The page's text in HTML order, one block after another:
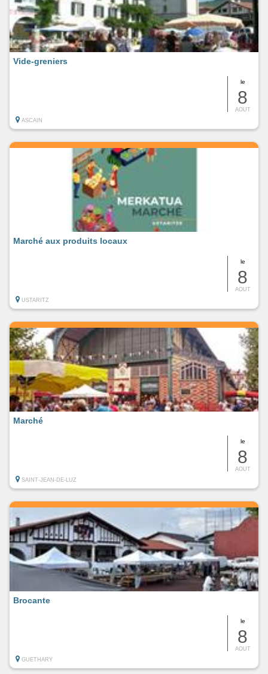
le
8
AOUT
Vide-greniers
ASCAIN
le
8
AOUT
Marché aux produits locaux
USTARITZ
le
8
AOUT
Marché
SAINT-JEAN-DE-LUZ
le
8
AOUT
Brocante
GUETHARY